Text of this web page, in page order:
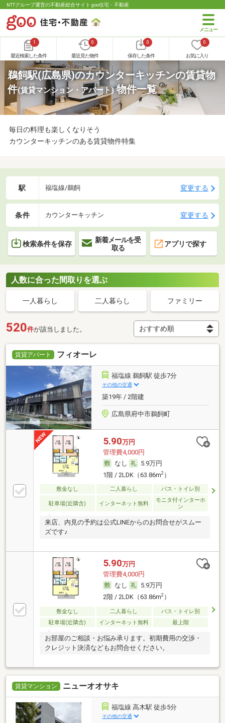
NTTグループ運営の不動産総合サイト goo住宅・不動産
1
最近検索した条件
0
最近見た物件
0
保存した条件
0
お気に入り
鵜飼駅(広島県)のカウンターキッチンの賃貸物
件(賃貸マンション・アパート)物件一覧
毎日の料理も楽しくなりそう
カウンターキッチンのある賃貸物件特集
駅 福塩線/鵜飼 変更する
条件 カウンターキッチン 変更する
検索条件を保存
新着メールを受
取る
アプリで探す
人数に合った間取りを選ぶ
一人暮らし 二人暮らし ファミリー
520件が該当しました。
賃貸アパート フィオーレ
福塩線 鵜飼駅 徒歩7分
その他の交通
築19年 / 2階建
広島県府中市鵜飼町
5.90万円
管理費4,000円
なし
5.9万円
1階 / 2LDK（63.86m2）
敷金なし 二人暮らし バス・トイレ別
駐車場(近隣含) インターネット無料
モニタ付インターホ
ン
来店、内見の予約は公式LINEからのお問合せがスムー
ズです♪
5.90万円
管理費4,000円
なし
5.9万円
2階 / 2LDK（63.86m2）
敷金なし 二人暮らし
バス・トイレ別
駐車場(近隣含)
インターネット無料 最上階
お部屋のご相談・お悩み承ります。初期費用の交渉・
クレジット決済などもお問合せください。
賃貸マンション ニューオオサキ
福塩線 高木駅 徒歩5分
その他の交通